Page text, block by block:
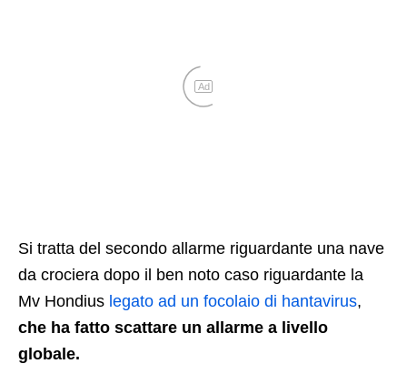
Ad
Si tratta del secondo allarme riguardante una nave
da crociera dopo il ben noto caso riguardante la
Mv Hondius legato ad un focolaio di hantavirus,
che ha fatto scattare un allarme a livello
globale.